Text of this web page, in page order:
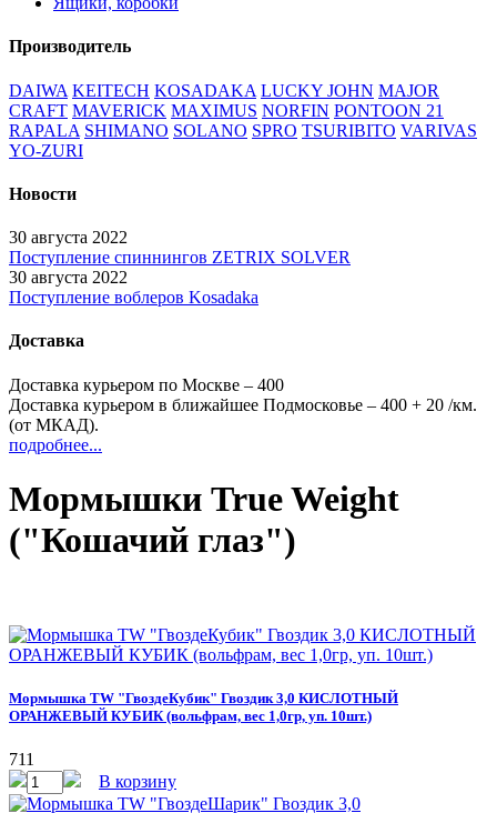
Производитель
DAIWA KEITECH KOSADAKA LUCKY JOHN MAJOR
CRAFT MAVERICK MAXIMUS NORFIN PONTOON 21
RAPALA SHIMANO SOLANO SPRO TSURIBITO VARIVAS
YO-ZURI
Новости
30 августа 2022
Поступление спиннингов ZETRIX SOLVER
30 августа 2022
Поступление воблеров Kosadaka
Доставка
Доставка курьером по Москве – 400
Доставка курьером в ближайшее Подмосковье – 400 + 20 /км.
(от МКАД).
подробнее...
Мормышки True Weight
("Кошачий глаз")
Мормышка TW "ГвоздеКубик" Гвоздик 3,0 КИСЛОТНЫЙ
ОРАНЖЕВЫЙ КУБИК (вольфрам, вес 1,0гр, уп. 10шт.)
711
В корзину